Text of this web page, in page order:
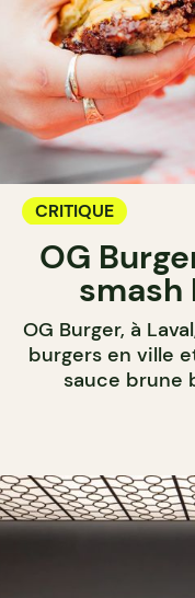
CRITIQUE
OG
smash
OG Burger, à
burgers en ville
sauce brune